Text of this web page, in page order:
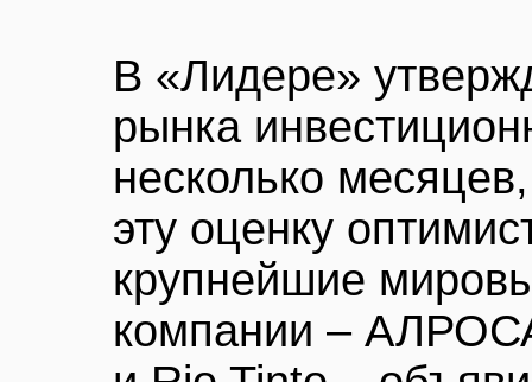
В «Лидере»
рынка
несколько
эту оценку
крупнейшие
компании –